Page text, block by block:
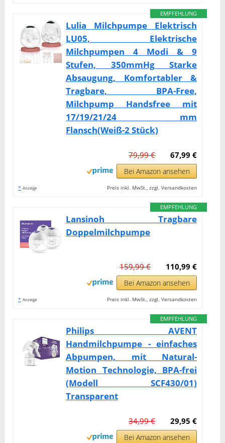
EMPFEHLUNG
Lulia Milchpumpe Elektrisch
LU05, Elektrische
Milchpumpen 4 Modi & 9
Stufen, 350mmHg Starke
Absaugung, Komfortabler &
Tragbare, BPA-Free,
Milchpump Handsfree mit
17/19/21/24 mm
Flansch(Weiß-2 Stück)
67,99 €
79,99 €
Bei Amazon ansehen
* Anzeige Preis inkl. MwSt., zzgl. Versandkosten
EMPFEHLUNG
Lansinoh Tragbare
Doppelmilchpumpe
110,99 €
159,99 €
Bei Amazon ansehen
* Anzeige Preis inkl. MwSt., zzgl. Versandkosten
EMPFEHLUNG
Philips AVENT
Handmilchpumpe - einfaches
Abpumpen, mit Natural-
Motion Technologie, BPA-frei
(Modell SCF430/01)
Transparent
29,95 €
34,99 €
Bei Amazon ansehen